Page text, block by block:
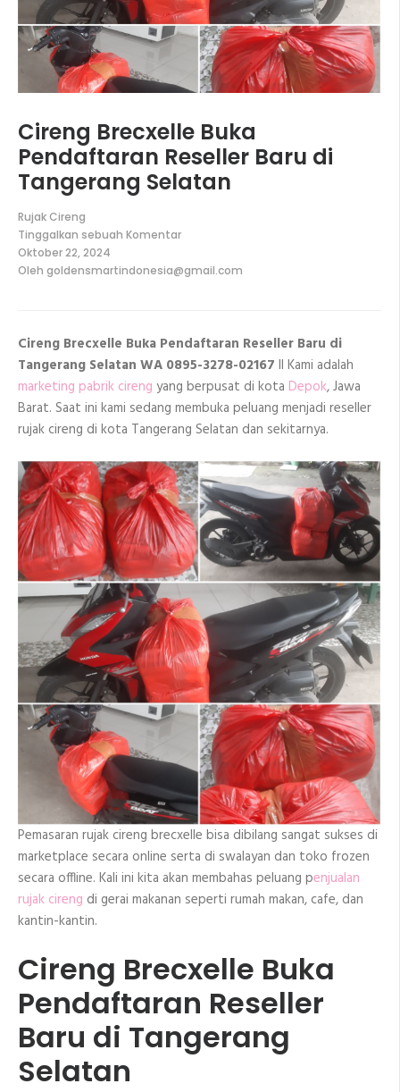
Cireng Brecxelle Buka
Pendaftaran Reseller Baru di
Tangerang Selatan
Rujak Cireng
Tinggalkan sebuah Komentar
pada
Cireng
Brecxelle
di
Tangerang
Selatan
Oktober 22, 2024
Oleh goldensmartindonesia@gmail.com
Cireng Brecxelle Buka Pendaftaran Reseller Baru di
Tangerang Selatan WA 0895-3278-02167 II Kami adalah
marketing pabrik cireng yang berpusat di kota Depok, Jawa
Barat. Saat ini kami sedang membuka peluang menjadi reseller
rujak cireng di kota Tangerang Selatan dan sekitarnya.
Pemasaran rujak cireng brecxelle bisa dibilang sangat sukses di
marketplace secara online serta di swalayan dan toko frozen
secara offline. Kali ini kita akan membahas peluang penjualan
rujak cireng di gerai makanan seperti rumah makan, cafe, dan
kantin-kantin.
Cireng Brecxelle Buka
Pendaftaran Reseller
Baru di Tangerang
Selatan